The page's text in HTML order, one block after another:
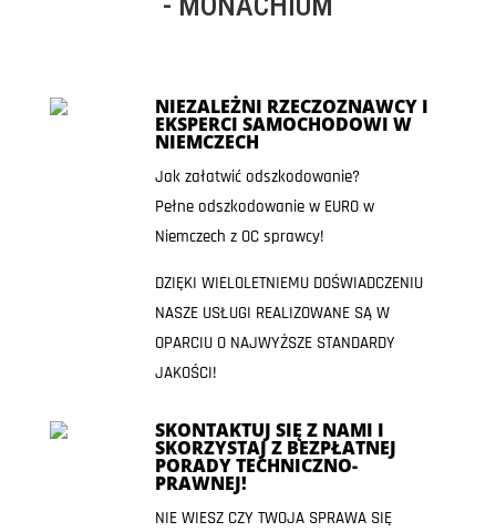
NIEZALEŻNI RZECZOZNAWCY I
EKSPERCI SAMOCHODOWI W
NIEMCZECH
Jak załatwić odszkodowanie?
Pełne odszkodowanie w EURO w
Niemczech z OC sprawcy!
DZIĘKI WIELOLETNIEMU DOŚWIADCZENIU
NASZE USŁUGI REALIZOWANE SĄ W
OPARCIU O NAJWYŻSZE STANDARDY
JAKOŚCI!
SKONTAKTUJ SIĘ Z NAMI I
SKORZYSTAJ Z BEZPŁATNEJ
PORADY TECHNICZNO-
PRAWNEJ!
NIE WIESZ CZY TWOJA SPRAWA SIĘ